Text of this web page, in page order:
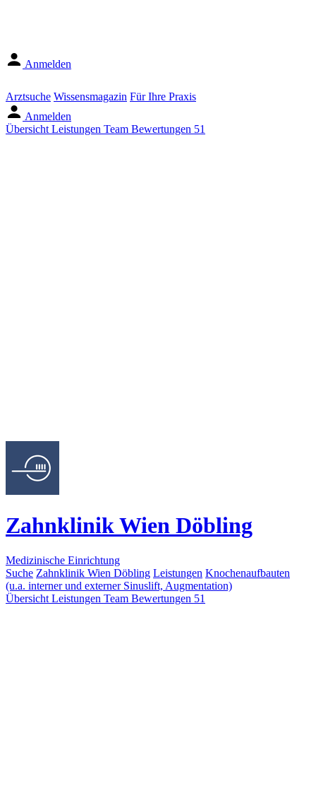
Anmelden
Arztsuche Wissensmagazin Für Ihre Praxis
Anmelden
Übersicht Leistungen Team Bewertungen 51
Zahnklinik Wien Döbling
Medizinische Einrichtung
Suche Zahnklinik Wien Döbling Leistungen Knochenaufbauten
(u.a. interner und externer Sinuslift, Augmentation)
Übersicht Leistungen Team Bewertungen 51